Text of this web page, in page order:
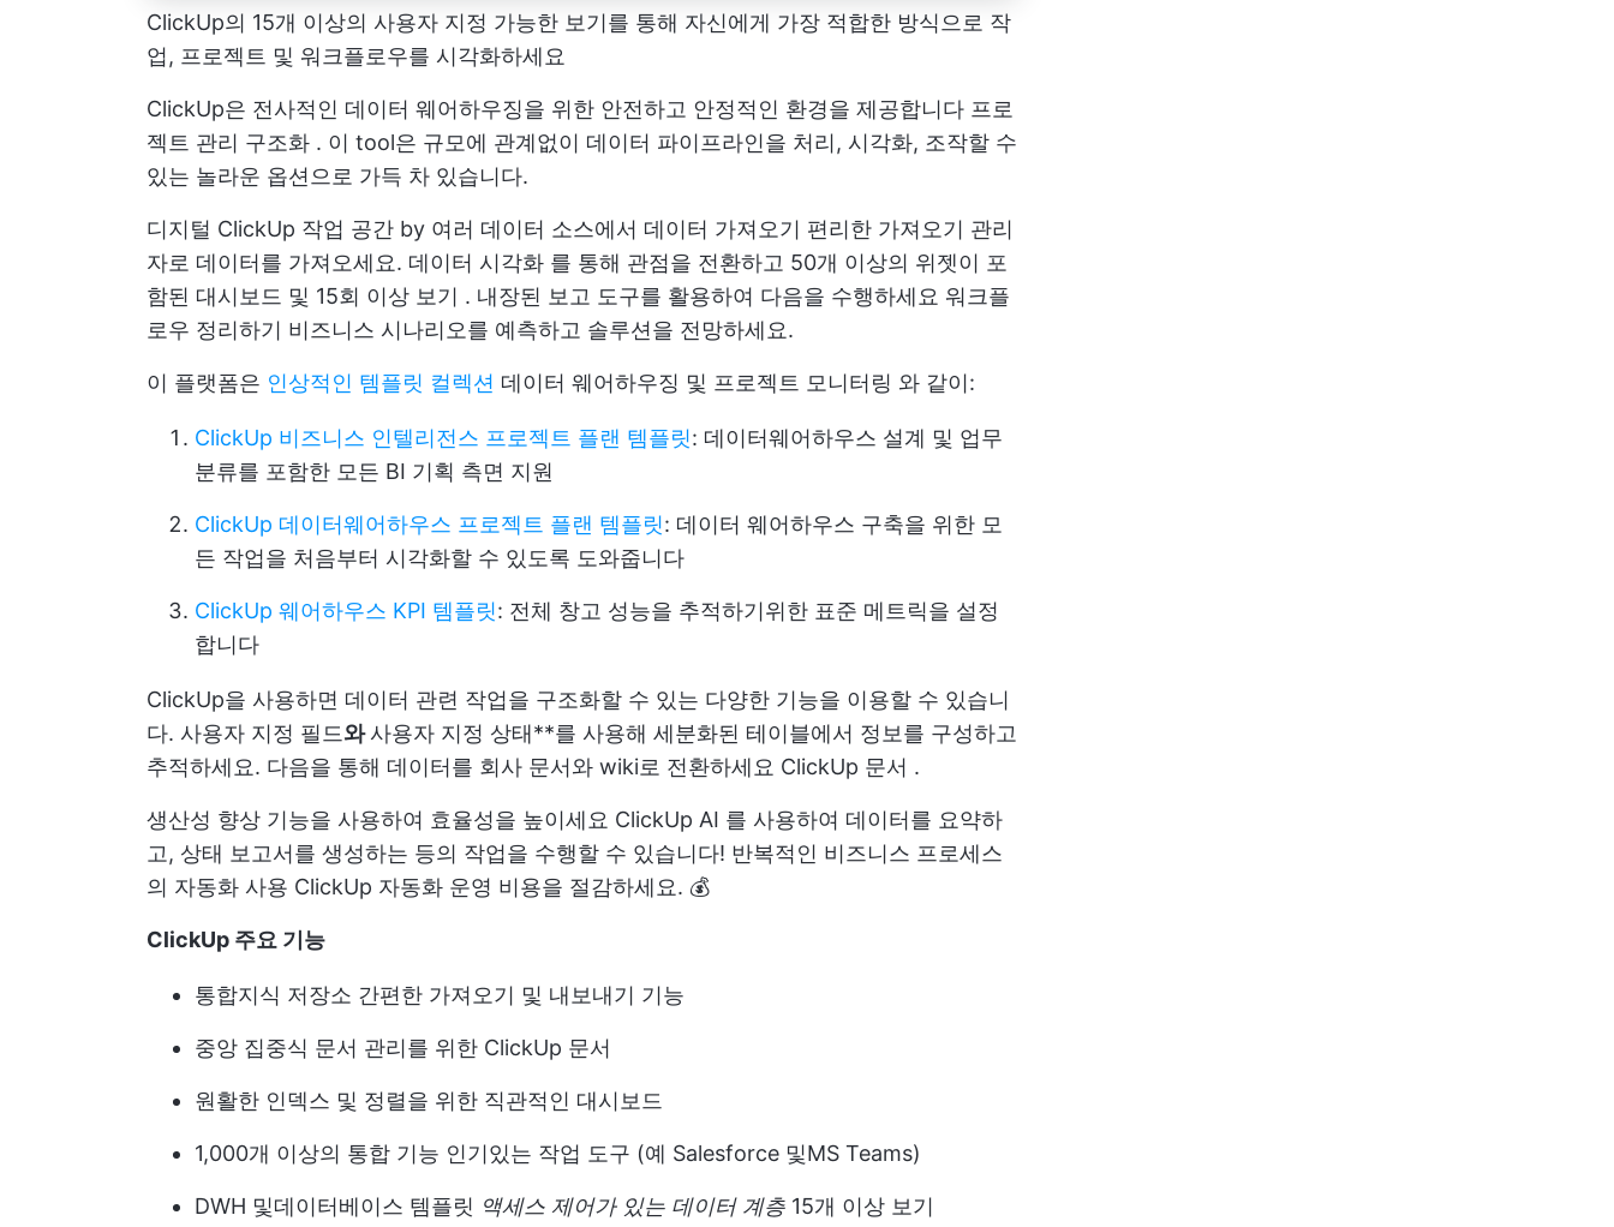
ClickUp의 15개 이상의 사용자 지정 가능한 보기를 통해 자신에게 가장 적합한 방식으로 작
업, 프로젝트 및 워크플로우를 시각화하세요
ClickUp은 전사적인 데이터 웨어하우징을 위한 안전하고 안정적인 환경을 제공합니다 프로
젝트 관리 구조화 . 이 tool은 규모에 관계없이 데이터 파이프라인을 처리, 시각화, 조작할 수
있는 놀라운 옵션으로 가득 차 있습니다.
디지털 ClickUp 작업 공간 by 여러 데이터 소스에서 데이터 가져오기 편리한 가져오기 관리
자로 데이터를 가져오세요. 데이터 시각화 를 통해 관점을 전환하고 50개 이상의 위젯이 포
함된 대시보드 및 15회 이상 보기 . 내장된 보고 도구를 활용하여 다음을 수행하세요 워크플
로우 정리하기 비즈니스 시나리오를 예측하고 솔루션을 전망하세요.
이 플랫폼은 인상적인 템플릿 컬렉션 데이터 웨어하우징 및 프로젝트 모니터링 와 같이:
ClickUp 비즈니스 인텔리전스 프로젝트 플랜 템플릿: 데이터웨어하우스 설계 및 업무
분류를 포함한 모든 BI 기획 측면 지원
ClickUp 데이터웨어하우스 프로젝트 플랜 템플릿: 데이터 웨어하우스 구축을 위한 모
든 작업을 처음부터 시각화할 수 있도록 도와줍니다
ClickUp 웨어하우스 KPI 템플릿: 전체 창고 성능을 추적하기위한 표준 메트릭을 설정
합니다
ClickUp을 사용하면 데이터 관련 작업을 구조화할 수 있는 다양한 기능을 이용할 수 있습니
다. 사용자 지정 필드와사용자 지정 상태**를 사용해 세분화된 테이블에서 정보를 구성하고
추적하세요. 다음을 통해 데이터를 회사 문서와 wiki로 전환하세요 ClickUp 문서 .
생산성 향상 기능을 사용하여 효율성을 높이세요 ClickUp AI 를 사용하여 데이터를 요약하
고, 상태 보고서를 생성하는 등의 작업을 수행할 수 있습니다! 반복적인 비즈니스 프로세스
의 자동화 사용 ClickUp 자동화 운영 비용을 절감하세요. 💰
ClickUp 주요 기능
통합지식 저장소 간편한 가져오기 및 내보내기 기능
중앙 집중식 문서 관리를 위한 ClickUp 문서
원활한 인덱스 및 정렬을 위한 직관적인 대시보드
1,000개 이상의 통합 기능 인기있는 작업 도구 (예 Salesforce 및MS Teams)
DWH 및데이터베이스 템플릿 액세스 제어가 있는 데이터 계층 15개 이상 보기